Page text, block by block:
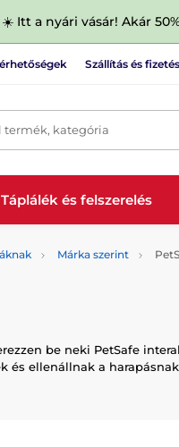
☀️ Itt a nyári vásár! Akár
Szállítás és fizetés
termék, kategória
Táplálék és felszerelés
Márka szerint
be neki PetSafe
ellenállnak a